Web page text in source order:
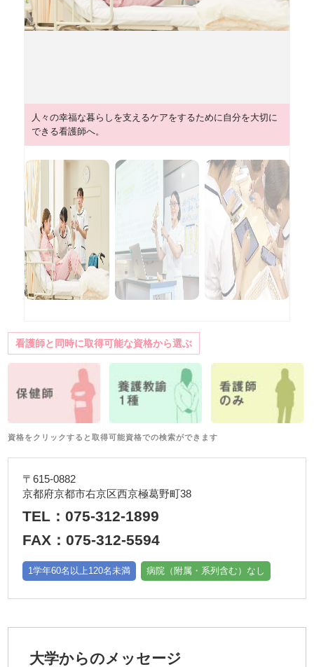
人々の幸福な暮らしを支えるケアをするために自分を大切に
できる看護師へ。
看護師と同時に取得可能な資格から選ぶ
資格をクリックすると取得可能資格での検索ができます
〒615-0882
京都府京都市右京区西京極葛野町38
TEL：075-312-1899
FAX：075-312-5594
1学年60名以上120名未満 病院（附属・系列含む）なし
大学からのメッセージ